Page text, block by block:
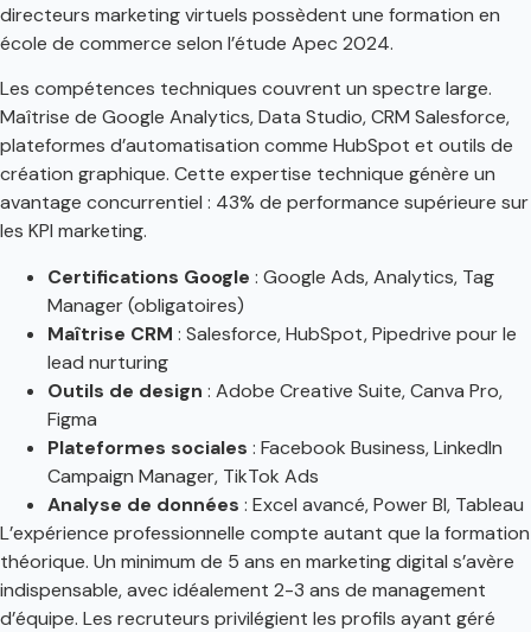
directeurs marketing virtuels possèdent une formation en
école de commerce selon l’étude Apec 2024.
Les compétences techniques couvrent un spectre large.
Maîtrise de Google Analytics, Data Studio, CRM Salesforce,
plateformes d’automatisation comme HubSpot et outils de
création graphique. Cette expertise technique génère un
avantage concurrentiel : 43% de performance supérieure sur
les KPI marketing.
Certifications Google : Google Ads, Analytics, Tag
Manager (obligatoires)
Maîtrise CRM : Salesforce, HubSpot, Pipedrive pour le
lead nurturing
Outils de design : Adobe Creative Suite, Canva Pro,
Figma
Plateformes sociales : Facebook Business, LinkedIn
Campaign Manager, TikTok Ads
Analyse de données : Excel avancé, Power BI, Tableau
L’expérience professionnelle compte autant que la formation
théorique. Un minimum de 5 ans en marketing digital s’avère
indispensable, avec idéalement 2-3 ans de management
d’équipe. Les recruteurs privilégient les profils ayant géré